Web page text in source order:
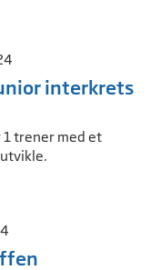
interkrets
trener med et